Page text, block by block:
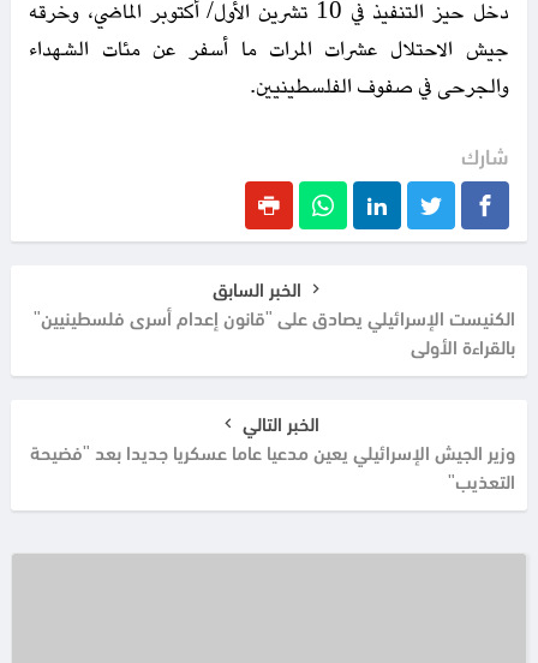
دخل حيز التنفيذ في 10 تشرين الأول/ أكتوبر الماضي، وخرقه
جيش الاحتلال عشرات المرات ما أسفر عن مئات الشهداء
والجرحى في صفوف الفلسطينيين.
شارك
الخبر السابق
الكنيست الإسرائيلي يصادق على "قانون إعدام أسرى فلسطينيين"
بالقراءة الأولى
الخبر التالي
وزير الجيش الإسرائيلي يعين مدعيا عاما عسكريا جديدا بعد "فضيحة
التعذيب"